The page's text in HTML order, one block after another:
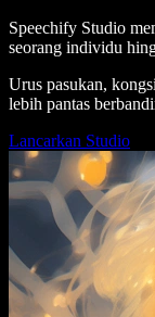
Speechify Studio
seorang individu
Urus pasukan,
lebih pantas
Lancarkan Studio